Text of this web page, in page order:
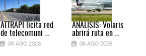
ATTRAPI licita red
de telecomuni ...
06 AGO 2026
ANÁLISIS: Volaris
abrirá ruta en ...
06 AGO 2026